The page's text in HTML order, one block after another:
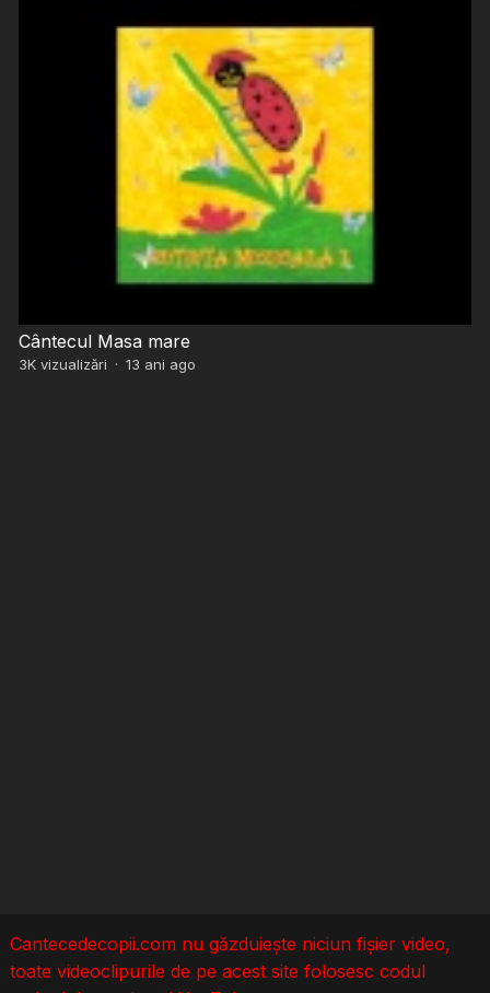
Cântecul Masa mare
3Kvizualizări · 13 ani ago
Cantecedecopii.com nu găzduieşte niciun fișier video,
toate videoclipurile de pe acest site folosesc codul